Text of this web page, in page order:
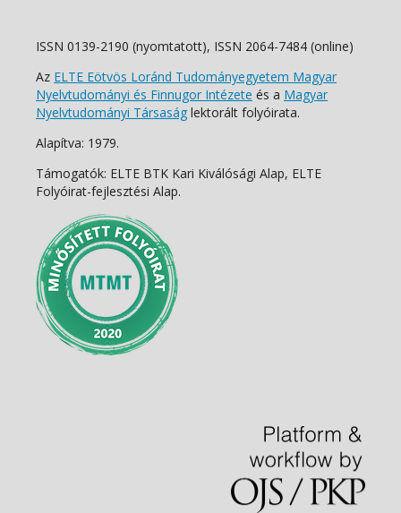
ISSN 0139-2190 (nyomtatott), ISSN 2064-7484 (online)
Az ELTE Eötvös Loránd Tudományegyetem Magyar
Nyelvtudományi és Finnugor Intézete és a Magyar
Nyelvtudományi Társaság lektorált folyóirata.
Alapítva: 1979.
Támogatók: ELTE BTK Kari Kiválósági Alap, ELTE
Folyóirat-fejlesztési Alap.